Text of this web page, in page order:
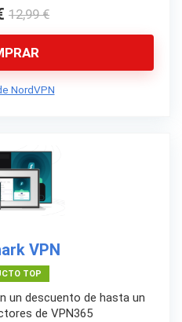
12,99 €
NordVPN
VPN
TOP
un descuento de hasta un
de VPN365